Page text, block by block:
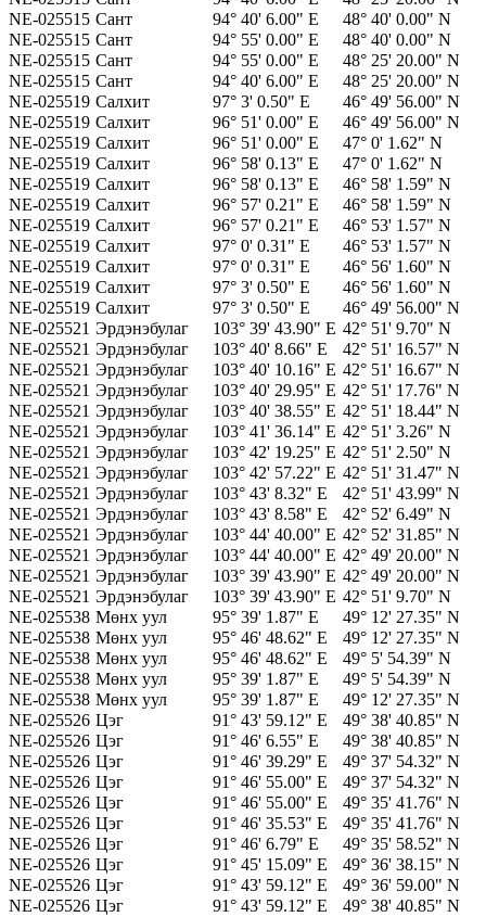
NE-025515 Сант 94° 40' 6.00" E
48° 40' 0.00" N
NE-025515 Сант 94° 55' 0.00" E
48° 40' 0.00" N
NE-025515 Сант 94° 55' 0.00" E
48° 25' 20.00" N
NE-025515 Сант 94° 40' 6.00" E
48° 25' 20.00" N
NE-025519 Салхит 97° 3' 0.50" E
46° 49' 56.00" N
NE-025519 Салхит 96° 51' 0.00" E
46° 49' 56.00" N
NE-025519 Салхит 96° 51' 0.00" E
47° 0' 1.62" N
NE-025519 Салхит 96° 58' 0.13" E
47° 0' 1.62" N
NE-025519 Салхит 96° 58' 0.13" E
46° 58' 1.59" N
NE-025519 Салхит 96° 57' 0.21" E
46° 58' 1.59" N
NE-025519 Салхит 96° 57' 0.21" E
46° 53' 1.57" N
NE-025519 Салхит 97° 0' 0.31" E
46° 53' 1.57" N
NE-025519 Салхит 97° 0' 0.31" E
46° 56' 1.60" N
NE-025519 Салхит 97° 3' 0.50" E
46° 56' 1.60" N
NE-025519 Салхит 97° 3' 0.50" E
46° 49' 56.00" N
NE-025521 Эрдэнэбулаг 103° 39' 43.90" E 42° 51' 9.70" N
NE-025521 Эрдэнэбулаг 103° 40' 8.66" E
42° 51' 16.57" N
NE-025521 Эрдэнэбулаг 103° 40' 10.16" E 42° 51' 16.67" N
NE-025521 Эрдэнэбулаг 103° 40' 29.95" E 42° 51' 17.76" N
NE-025521 Эрдэнэбулаг 103° 40' 38.55" E 42° 51' 18.44" N
NE-025521 Эрдэнэбулаг 103° 41' 36.14" E 42° 51' 3.26" N
NE-025521 Эрдэнэбулаг 103° 42' 19.25" E 42° 51' 2.50" N
NE-025521 Эрдэнэбулаг 103° 42' 57.22" E 42° 51' 31.47" N
NE-025521 Эрдэнэбулаг 103° 43' 8.32" E
42° 51' 43.99" N
NE-025521 Эрдэнэбулаг 103° 43' 8.58" E
42° 52' 6.49" N
NE-025521 Эрдэнэбулаг 103° 44' 40.00" E 42° 52' 31.85" N
NE-025521 Эрдэнэбулаг 103° 44' 40.00" E 42° 49' 20.00" N
NE-025521 Эрдэнэбулаг 103° 39' 43.90" E 42° 49' 20.00" N
NE-025521 Эрдэнэбулаг 103° 39' 43.90" E 42° 51' 9.70" N
NE-025538 Мөнх уул 95° 39' 1.87" E
49° 12' 27.35" N
NE-025538 Мөнх уул 95° 46' 48.62" E
49° 12' 27.35" N
NE-025538 Мөнх уул 95° 46' 48.62" E
49° 5' 54.39" N
NE-025538 Мөнх уул 95° 39' 1.87" E
49° 5' 54.39" N
NE-025538 Мөнх уул 95° 39' 1.87" E
49° 12' 27.35" N
NE-025526 Цэг 91° 43' 59.12" E
49° 38' 40.85" N
NE-025526 Цэг 91° 46' 6.55" E
49° 38' 40.85" N
NE-025526 Цэг 91° 46' 39.29" E
49° 37' 54.32" N
NE-025526 Цэг 91° 46' 55.00" E
49° 37' 54.32" N
NE-025526 Цэг 91° 46' 55.00" E
49° 35' 41.76" N
NE-025526 Цэг 91° 46' 35.53" E
49° 35' 41.76" N
NE-025526 Цэг 91° 46' 6.79" E
49° 35' 58.52" N
NE-025526 Цэг 91° 45' 15.09" E
49° 36' 38.15" N
NE-025526 Цэг 91° 43' 59.12" E
49° 36' 59.00" N
NE-025526 Цэг 91° 43' 59.12" E 49° 38' 40.85" N